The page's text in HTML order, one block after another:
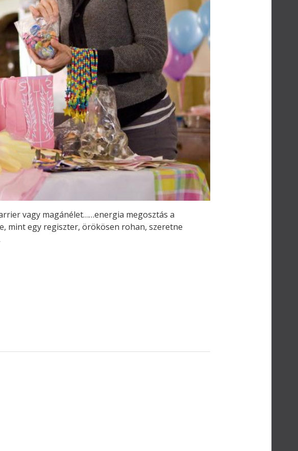
vagy magánélet……energia megosztás a
mint egy regiszter, örökösen rohan, szeretne